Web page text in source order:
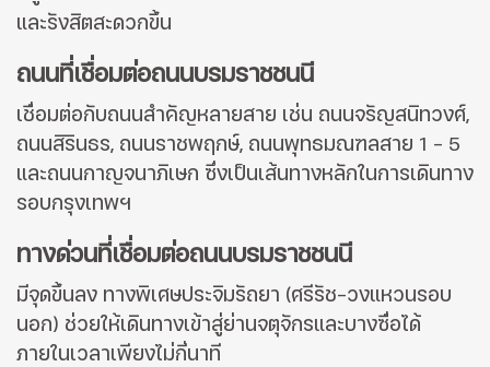
และรังสิตสะดวกขึ้น
ถนนที่เชื่อมต่อถนนบรมราชชนนี
เชื่อมต่อกับถนนสำคัญหลายสาย เช่น ถนนจรัญสนิทวงศ์,
ถนนสิรินธร, ถนนราชพฤกษ์, ถนนพุทธมณฑลสาย 1 - 5
และถนนกาญจนาภิเษก ซึ่งเป็นเส้นทางหลักในการเดินทาง
รอบกรุงเทพฯ
ทางด่วนที่เชื่อมต่อถนนบรมราชชนนี
มีจุดขึ้นลง ทางพิเศษประจิมรัถยา (ศรีรัช-วงแหวนรอบ
นอก) ช่วยให้เดินทางเข้าสู่ย่านจตุจักรและบางซื่อได้
ภายในเวลาเพียงไม่กี่นาที